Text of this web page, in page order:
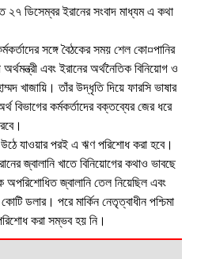
২৭ ডিসেম্বর ইরানের সংবাদ মাধ্যম এ কথা
সঙ্গে বৈঠকের সময় শেল কো¤পানির
এবং ইরানের অর্থনৈতিক বিনিয়োগ ও
খাজায়ি। তাঁর উদ্ধৃতি দিয়ে ফারসি ভাষার
বিভাগের কর্মকর্তাদের বক্তব্যের জের ধরে
উঠে যাওয়ার পরই এ ঋণ পরিশোধ করা হবে।
জ্বালানি খাতে বিনিয়োগের কথাও ভাবছে
জ্বালানি তেল নিয়েছিল এবং
ডলার। পরে মার্কিন নেতৃত্বাধীন পশ্চিমা
করা সম্ভব হয় নি।